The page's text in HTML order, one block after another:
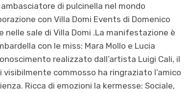
di pulcinella nel mondo
con Villa Domi Events di Domenico
sale di Villa Domi .La manifestazione è
con le miss: Mara Mollo e Lucia
realizzato dall’artista Luigi Cali, il
visibilmente commosso ha ringraziato l’amico
Ricca di emozioni la kermesse: Sociale,